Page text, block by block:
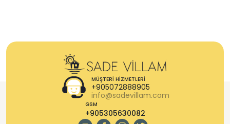
MÜŞTERI HIZMETLERI
+905072888905
info@sadevillam.com
GSM
+905305630082